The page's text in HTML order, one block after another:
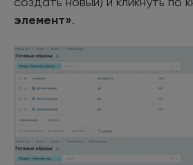
элемент».